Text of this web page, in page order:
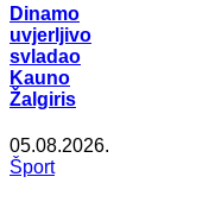
Dinamo
uvjerljivo
svladao
Kauno
Žalgiris
05.08.2026.
Šport